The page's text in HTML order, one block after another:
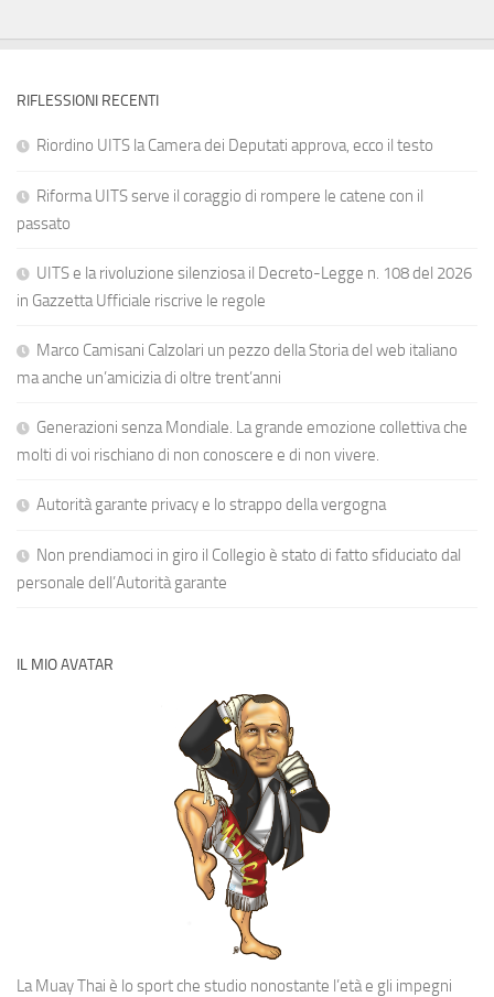
RIFLESSIONI RECENTI
Riordino UITS la Camera dei Deputati approva, ecco il testo
Riforma UITS serve il coraggio di rompere le catene con il
passato
UITS e la rivoluzione silenziosa il Decreto-Legge n. 108 del 2026
in Gazzetta Ufficiale riscrive le regole
Marco Camisani Calzolari un pezzo della Storia del web italiano
ma anche un’amicizia di oltre trent’anni
Generazioni senza Mondiale. La grande emozione collettiva che
molti di voi rischiano di non conoscere e di non vivere.
Autorità garante privacy e lo strappo della vergogna
Non prendiamoci in giro il Collegio è stato di fatto sfiduciato dal
personale dell’Autorità garante
IL MIO AVATAR
La Muay Thai è lo sport che studio nonostante l’età e gli impegni